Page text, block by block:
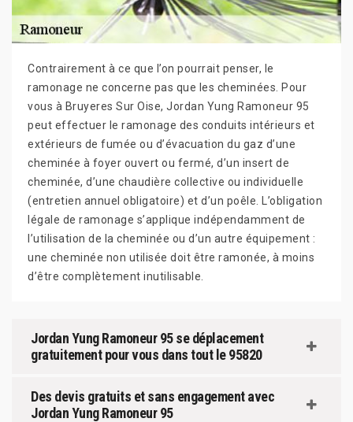
Contrairement à ce que l’on pourrait penser, le
ramonage ne concerne pas que les cheminées. Pour
vous à Bruyeres Sur Oise, Jordan Yung Ramoneur 95
peut effectuer le ramonage des conduits intérieurs et
extérieurs de fumée ou d’évacuation du gaz d’une
cheminée à foyer ouvert ou fermé, d’un insert de
cheminée, d’une chaudière collective ou individuelle
(entretien annuel obligatoire) et d’un poêle. L’obligation
légale de ramonage s’applique indépendamment de
l’utilisation de la cheminée ou d’un autre équipement :
une cheminée non utilisée doit être ramonée, à moins
d’être complètement inutilisable.
Jordan Yung Ramoneur 95 se déplacement
gratuitement pour vous dans tout le 95820
Des devis gratuits et sans engagement avec
Jordan Yung Ramoneur 95